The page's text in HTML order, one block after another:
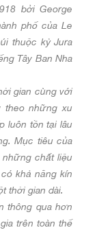
bởi George
phố của Le
thuộc kỷ Jura
Tây Ban Nha
gian cùng với
những xu
luôn tồn tại lâu
Mục tiêu của
chất liệu
khả năng kín
thời gian dài.
thông qua hơn
trên toàn thế